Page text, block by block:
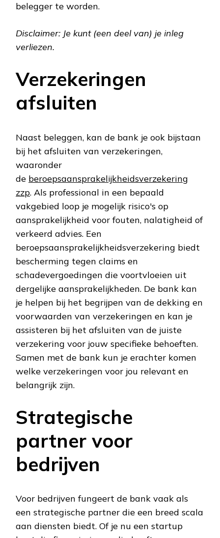
belegger te worden.
Disclaimer: Je kunt (een deel van) je inleg
verliezen.
Verzekeringen
afsluiten
Naast beleggen, kan de bank je ook bijstaan
bij het afsluiten van verzekeringen,
waaronder
de beroepsaansprakelijkheidsverzekering
zzp. Als professional in een bepaald
vakgebied loop je mogelijk risico's op
aansprakelijkheid voor fouten, nalatigheid of
verkeerd advies. Een
beroepsaansprakelijkheidsverzekering biedt
bescherming tegen claims en
schadevergoedingen die voortvloeien uit
dergelijke aansprakelijkheden. De bank kan
je helpen bij het begrijpen van de dekking en
voorwaarden van verzekeringen en kan je
assisteren bij het afsluiten van de juiste
verzekering voor jouw specifieke behoeften.
Samen met de bank kun je erachter komen
welke verzekeringen voor jou relevant en
belangrijk zijn.
Strategische
partner voor
bedrijven
Voor bedrijven fungeert de bank vaak als
een strategische partner die een breed scala
aan diensten biedt. Of je nu een startup